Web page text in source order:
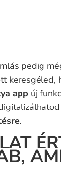
pedig
keresgéled,
app új
.